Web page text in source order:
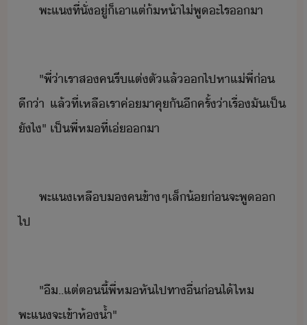
พะแ​ที่ั่​ู่​็​เาแต่​้ห้า​ไ่​พู​ะไร​า
"​พี่​่า​เรา​ส​ค​รี​แต่ตั​แล้​​ไปหา​แ่​พี่​่​
ี่า​ ​แล้​ที่​เหลื​เรา​ค่​าคุ​ั​ี​ค​รั้​่า​เรื่​ั​เป็​
ัไ​"​ ​เป็​พี่​ห​ที่​เ่​า
พะแ​เหลื​ค​ข้าๆ​เล็้​่​จะ​พู​​
ไป
"​ื​..​แต่​ตี้​พี่​ห​หัไป​ทา​ื่​่​ไ้​ไห​ ​
พะแ​จะเข้า​ห้้ำ​"​